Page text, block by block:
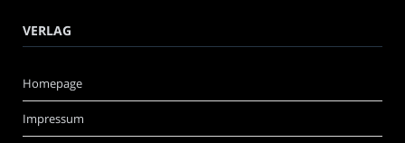
VERLAG
Homepage
Impressum